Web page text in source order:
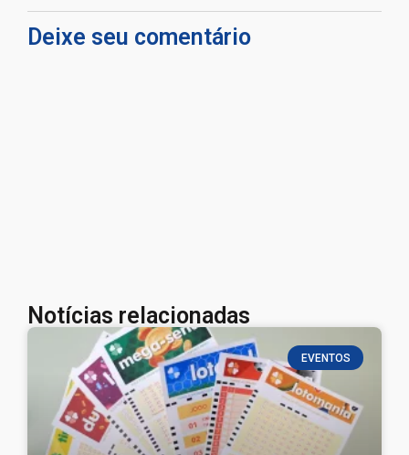
Deixe seu comentário
Notícias relacionadas
EVENTOS